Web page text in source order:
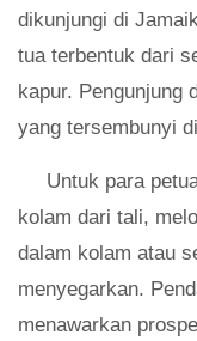
dikunjungi di
tua terbentuk dari
kapur. Pengunjung
yang tersembunyi
Untuk para
kolam dari tali,
dalam kolam atau
menyegarkan.
menawarkan